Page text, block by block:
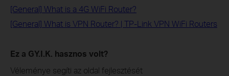
[General] What is a 4G WiFi Router?
[General] What is VPN Router? | TP-Link VPN WiFi Routers
Ez a GY.I.K. hasznos volt?
Véleménye segíti az oldal fejlesztését